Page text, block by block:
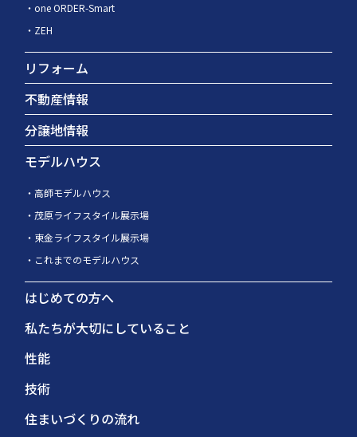
one ORDER-Smart
ZEH
リフォーム
不動産情報
分譲地情報
モデルハウス
高師モデルハウス
茂原ライフスタイル展示場
東金ライフスタイル展示場
これまでのモデルハウス
はじめての方へ
私たちが大切にしていること
性能
技術
住まいづくりの流れ